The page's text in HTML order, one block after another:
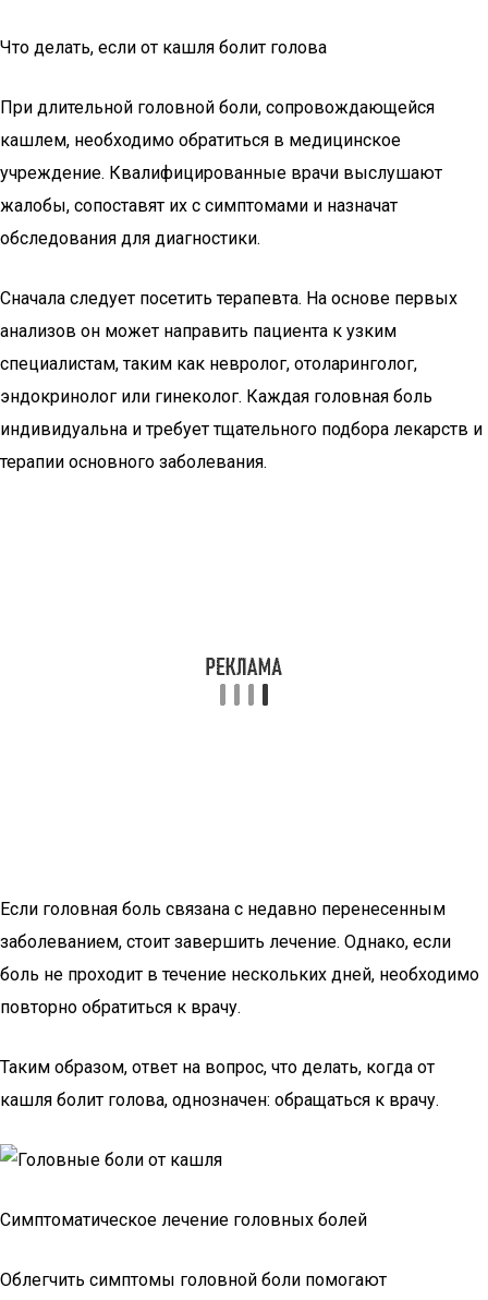
Что делать, если от кашля болит голова
При длительной головной боли, сопровождающейся
кашлем, необходимо обратиться в медицинское
учреждение. Квалифицированные врачи выслушают
жалобы, сопоставят их с симптомами и назначат
обследования для диагностики.
Сначала следует посетить терапевта. На основе первых
анализов он может направить пациента к узким
специалистам, таким как невролог, отоларинголог,
эндокринолог или гинеколог. Каждая головная боль
индивидуальна и требует тщательного подбора лекарств и
терапии основного заболевания.
Если головная боль связана с недавно перенесенным
заболеванием, стоит завершить лечение. Однако, если
боль не проходит в течение нескольких дней, необходимо
повторно обратиться к врачу.
Таким образом, ответ на вопрос, что делать, когда от
кашля болит голова, однозначен: обращаться к врачу.
Симптоматическое лечение головных болей
Облегчить симптомы головной боли помогают